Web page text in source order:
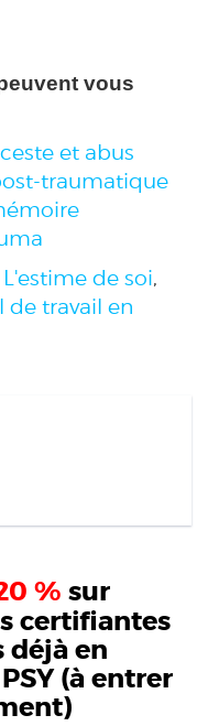
vous
et abus
traumatique
L'estime de soi,
de travail en
% sur
certifiantes
déjà en
PSY(à entrer